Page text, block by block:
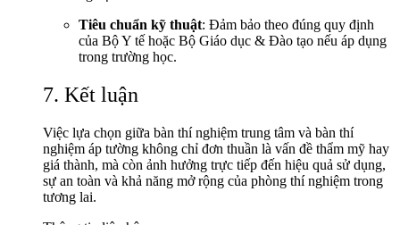
Tiêu chuẩn kỹ thuật: Đảm bảo theo đúng quy định
của Bộ Y tế hoặc Bộ Giáo dục & Đào tạo nếu áp dụng
trong trường học.
7. Kết luận
Việc lựa chọn giữa bàn thí nghiệm trung tâm và bàn thí
nghiệm áp tường không chỉ đơn thuần là vấn đề thẩm mỹ hay
giá thành, mà còn ảnh hưởng trực tiếp đến hiệu quả sử dụng,
sự an toàn và khả năng mở rộng của phòng thí nghiệm trong
tương lai.